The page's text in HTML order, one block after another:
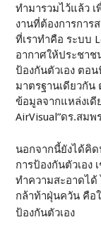
ทำมารวมไว้แล้ว
งานที่ต้องการกา
ที่เราทำคือ ระบบ
อากาศให้ประชาช
ป้องกันตัวเอง ตอ
มาตรฐานเดียวกัน
ข้อมูลจากแหล่งเดี
AirVisual”ดร.สมพ
นอกจากนี้ยังได้คิ
การป้องกันตัวเอง
ทำความสะอาดได้
กล้าท้าฝุ่นควัน คือ
ป้องกันตัวเอง